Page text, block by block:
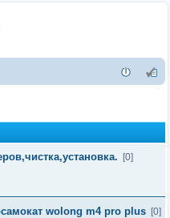
[0]
wolong m4 pro plus [0]